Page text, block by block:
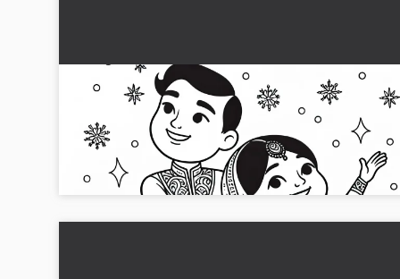
Konståkare utför ett par program –
färgläggningsmall gratis
Skapa målarbilden av konståkaren och ladda ner den gratis.
kreativ nu!...